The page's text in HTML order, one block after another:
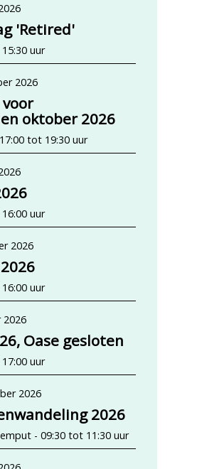
'Retired'
uur
2026
oktober 2026
tot 19:30 uur
uur
2026
uur
Oase gesloten
uur
2026
2026
- 09:30 tot 11:30 uur